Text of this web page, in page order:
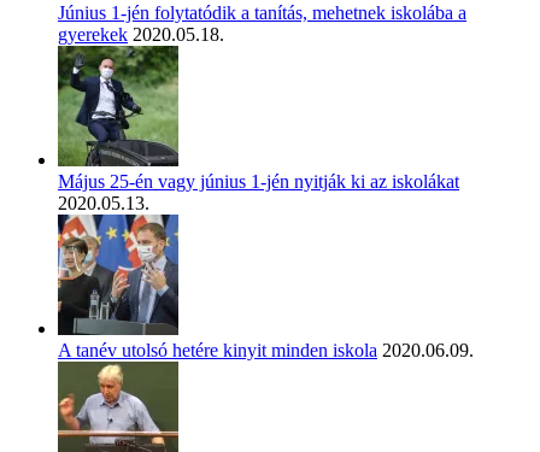
Június 1-jén folytatódik a tanítás, mehetnek iskolába a
gyerekek 2020.05.18.
Május 25-én vagy június 1-jén nyitják ki az iskolákat
2020.05.13.
A tanév utolsó hetére kinyit minden iskola 2020.06.09.